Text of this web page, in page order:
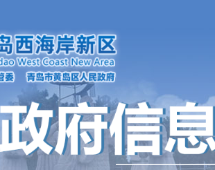
重点领域信息
权责清单
信用信息“双公示”
价格与收费